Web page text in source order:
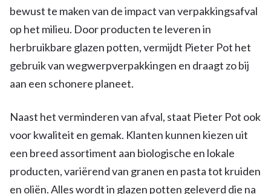
bewust te maken van de impact van verpakkingsafval
op het milieu. Door producten te leveren in
herbruikbare glazen potten, vermijdt Pieter Pot het
gebruik van wegwerpverpakkingen en draagt zo bij
aan een schonere planeet.
Naast het verminderen van afval, staat Pieter Pot ook
voor kwaliteit en gemak. Klanten kunnen kiezen uit
een breed assortiment aan biologische en lokale
producten, variërend van granen en pasta tot kruiden
en oliën. Alles wordt in glazen potten geleverd die na